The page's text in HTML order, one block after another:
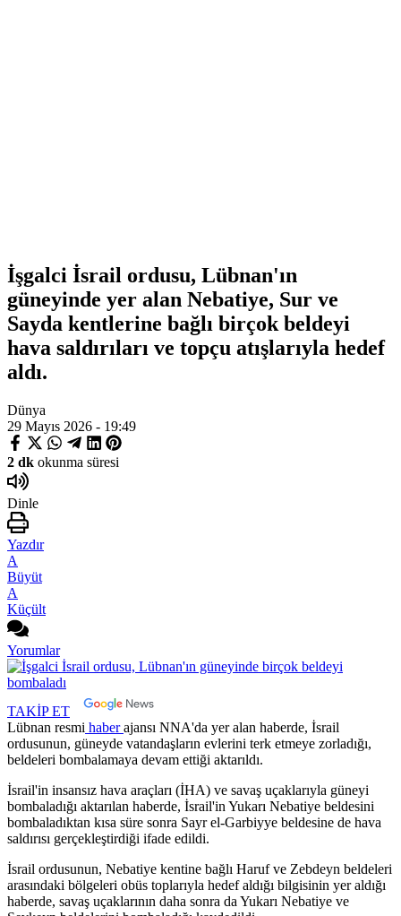
İşgalci İsrail ordusu, Lübnan'ın
güneyinde yer alan Nebatiye, Sur ve
Sayda kentlerine bağlı birçok beldeyi
hava saldırıları ve topçu atışlarıyla hedef
aldı.
Dünya
29 Mayıs 2026 - 19:49
2 dk okunma süresi
Dinle
Yazdır
A
Büyüt
A
Küçült
Yorumlar
TAKİP ET
Lübnan resmi haberajansı NNA'da yer alan haberde, İsrail
ordusunun, güneyde vatandaşların evlerini terk etmeye zorladığı,
beldeleri bombalamaya devam ettiği aktarıldı.
İsrail'in insansız hava araçları (İHA) ve savaş uçaklarıyla güneyi
bombaladığı aktarılan haberde, İsrail'in Yukarı Nebatiye beldesini
bombaladıktan kısa süre sonra Sayr el-Garbiyye beldesine de hava
saldırısı gerçekleştirdiği ifade edildi.
İsrail ordusunun, Nebatiye kentine bağlı Haruf ve Zebdeyn beldeleri
arasındaki bölgeleri obüs toplarıyla hedef aldığı bilgisinin yer aldığı
haberde, savaş uçaklarının daha sonra da Yukarı Nebatiye ve